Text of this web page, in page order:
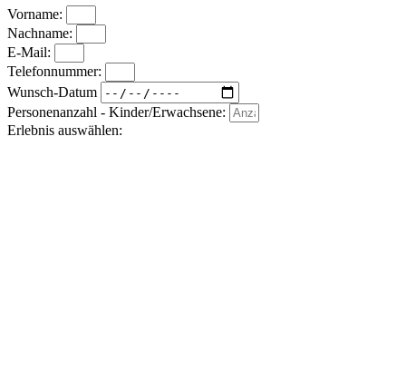
Vorname:
Nachname:
E-Mail:
Telefonnummer:
Wunsch-Datum
Personenanzahl - Kinder/Erwachsene:
Erlebnis auswählen: